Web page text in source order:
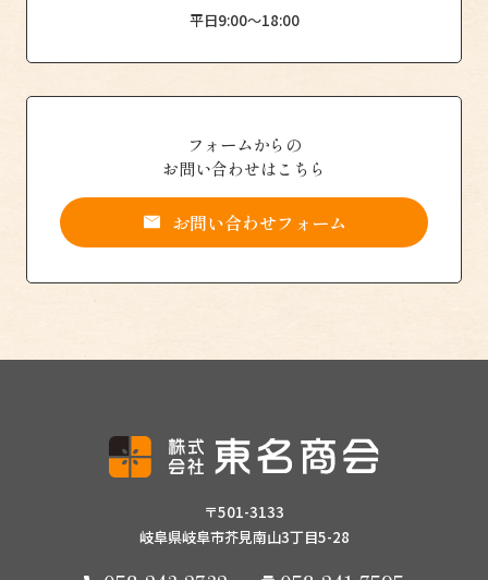
平日9:00〜18:00
フォームからの
お問い合わせはこちら
お問い合わせフォーム
〒501-3133
岐阜県岐阜市芥見南山3丁目5-28